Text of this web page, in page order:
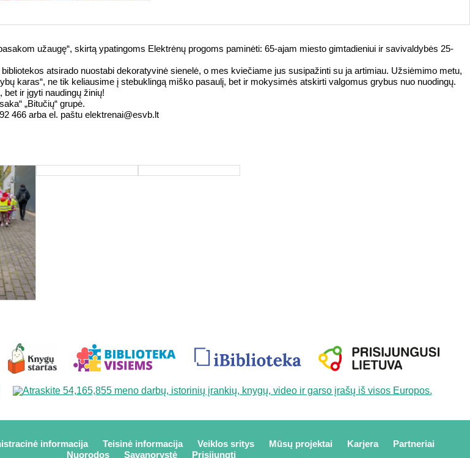
užaugę“, skirtą ypatingoms Elektrėnų progoms paminėti: 65-ajam miesto gimtadieniui ir savivaldybės 25-
atsirado nuostabi dekoratyvinė sienelė, o mes kviečiame jus susipažinti su ja artimiau. Užsiėmimo metu,
karas“, ne tik keliausime į stebuklingą miško pasaulį, bet ir mokysimės atskirti valgomus grybus nuo nuodingų.
bet ir įgyti naudingų žinių!
„Bitučių“ grupė.
466 arba el. paštu elektrenai@esvb.lt
informacija Teisinė informacija Veiklos sritys Mūsų projektai Karjera
Partneriai
Nuorodos
Savanorystė Prisijungti